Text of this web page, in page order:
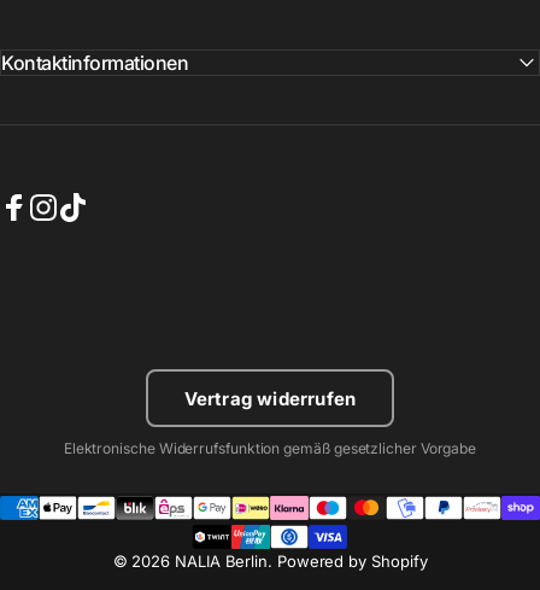
Kontaktinformationen
Vertrag widerrufen
Elektronische Widerrufsfunktion gemäß gesetzlicher Vorgabe
© 2026 NALIA Berlin. Powered by Shopify